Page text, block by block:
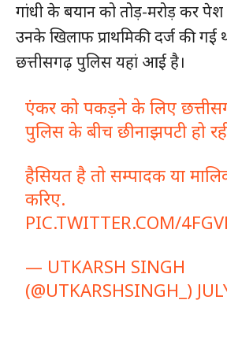
गांधी के बयान को तोड़-मरोड़ कर
उनके खिलाफ प्राथमिकी दर्ज की
छत्तीसगढ़ पुलिस यहां आई है।
एंकर को पकड़ने के लिए
पुलिस के बीच छीनाझपटी हो
हैसियत है तो सम्पादक या
करिए.
PIC.TWITTER.COM/
— UTKARSH SINGH
(@UTKARSHSINGH_)